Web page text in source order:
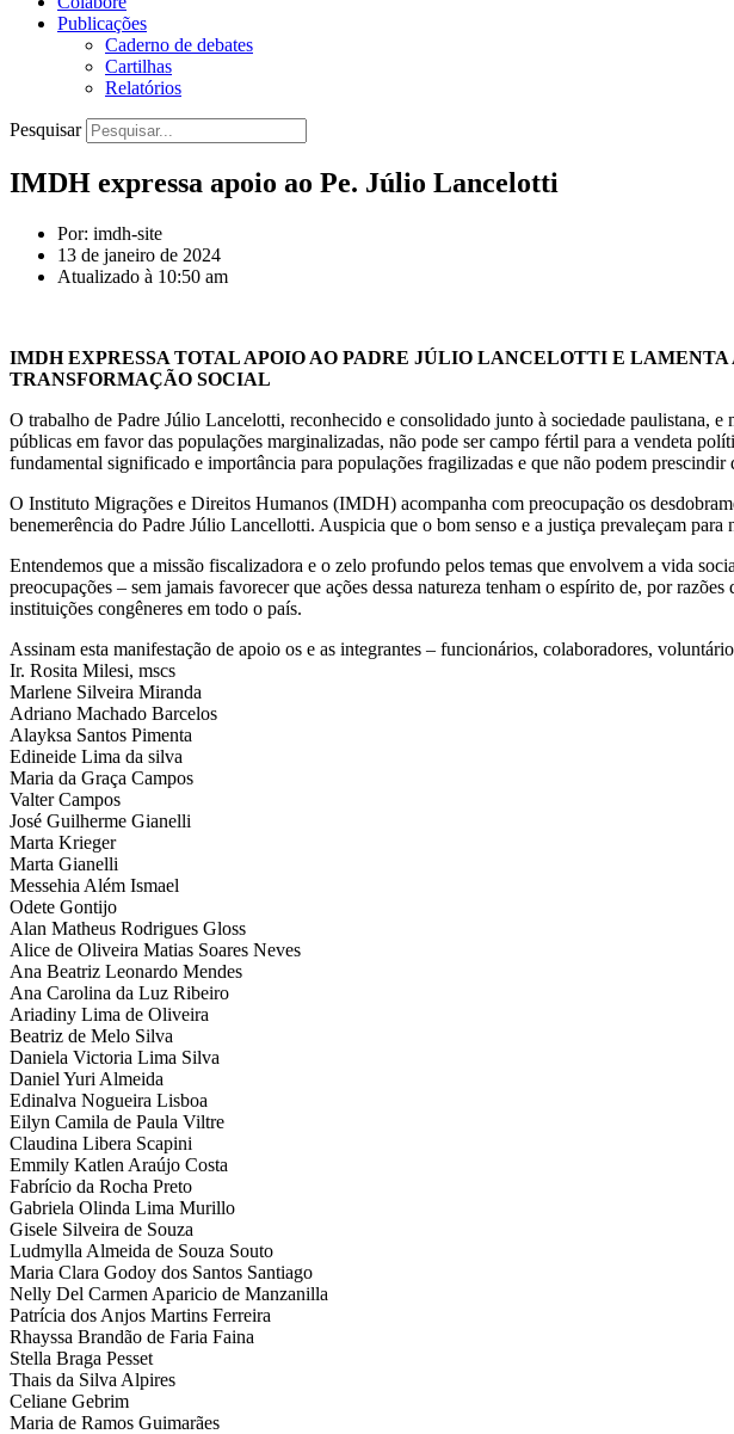
Publicações
Caderno de debates
Cartilhas
Relatórios
Pesquisar
IMDH expressa apoio ao Pe. Júlio Lancelotti
Por: imdh-site
13 de janeiro de 2024
Atualizado à 10:50 am
IMDH EXPRESSA TOTAL APOIO AO PADRE JÚLIO LANCELOTTI E
TRANSFORMAÇÃO SOCIAL
O trabalho de Padre Júlio Lancelotti, reconhecido e consolidado junto à sociedade paulistana,
públicas em favor das populações marginalizadas, não pode ser campo fértil para a vendeta
fundamental significado e importância para populações fragilizadas e que não podem prescindir
O Instituto Migrações e Direitos Humanos (IMDH) acompanha com preocupação os
benemerência do Padre Júlio Lancellotti. Auspicia que o bom senso e a justiça prevaleçam
Entendemos que a missão fiscalizadora e o zelo profundo pelos temas que envolvem a vida
preocupações – sem jamais favorecer que ações dessa natureza tenham o espírito de, por
instituições congêneres em todo o país.
Assinam esta manifestação de apoio os e as integrantes – funcionários, colaboradores,
Ir. Rosita Milesi, mscs
Marlene Silveira Miranda
Adriano Machado Barcelos
Alayksa Santos Pimenta
Edineide Lima da silva
Maria da Graça Campos
Valter Campos
José Guilherme Gianelli
Marta Krieger
Marta Gianelli
Messehia Além Ismael
Odete Gontijo
Alan Matheus Rodrigues Gloss
Alice de Oliveira Matias Soares Neves
Ana Beatriz Leonardo Mendes
Ana Carolina da Luz Ribeiro
Ariadiny Lima de Oliveira
Beatriz de Melo Silva
Daniela Victoria Lima Silva
Daniel Yuri Almeida
Edinalva Nogueira Lisboa
Eilyn Camila de Paula Viltre
Claudina Libera Scapini
Emmily Katlen Araújo Costa
Fabrício da Rocha Preto
Gabriela Olinda Lima Murillo
Gisele Silveira de Souza
Ludmylla Almeida de Souza Souto
Maria Clara Godoy dos Santos Santiago
Nelly Del Carmen Aparicio de Manzanilla
Patrícia dos Anjos Martins Ferreira
Rhayssa Brandão de Faria Faina
Stella Braga Pesset
Thais da Silva Alpires
Celiane Gebrim
Maria de Ramos Guimarães